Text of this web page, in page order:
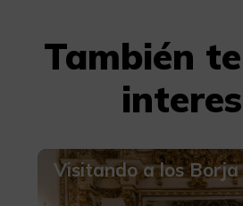
También
Visitando a los Borja